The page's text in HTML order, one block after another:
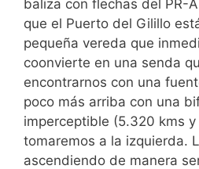
baliza con flechas del PR-
que el Puerto del Gilillo
pequeña vereda que
coonvierte en una senda
encontrarnos con una
poco más arriba con una
imperceptible (5.320 kms y
tomaremos a la izquierda.
ascendiendo de manera